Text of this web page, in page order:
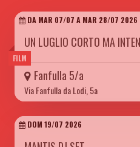
FILM
DA MAR 07/07 A MAR 28/07 2026
UN LUGLIO CORTO MA
Fanfulla 5/a
Via Fanfulla da Lodi, 5a
DOM 19/07 2026